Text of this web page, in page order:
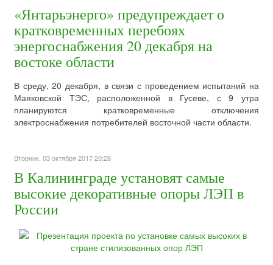
«Янтарьэнерго» предупреждает о
кратковременных перебоях
энергоснабжения 20 декабря на
востоке области
В среду, 20 декабря, в связи с проведением испытаний на
Маяковской ТЭС, расположенной в Гусеве, с 9 утра
планируются кратковременные отключения
электроснабжения потребителей восточной части области.
Вторник, 03 октября 2017 20:28
В Калининграде установят самые
высокие декоративные опоры ЛЭП в
России